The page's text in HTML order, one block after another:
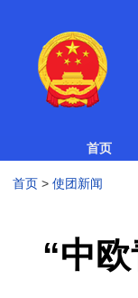
首页
首页> 使团新闻
“中